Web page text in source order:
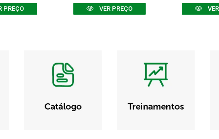
PREÇO VER PREÇO